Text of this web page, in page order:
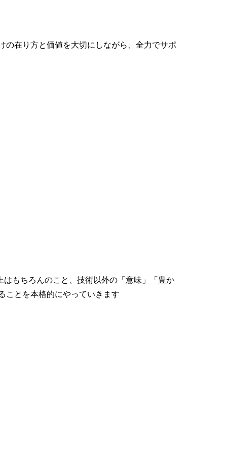
の在り方と価値を大切にしながら、全力でサポ
もちろんのこと、技術以外の「意味」「豊か
ことを本格的にやっていきます